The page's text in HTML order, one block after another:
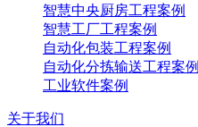
智慧中央厨房工程案例
智慧工厂工程案例
自动化包装工程案例
自动化分拣输送工程案例
工业软件案例
关于我们